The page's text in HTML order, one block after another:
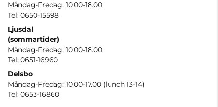
Måndag-Fredag: 10.00-18.00
Tel: 0650-15598
Ljusdal
(sommartider)
Måndag-Fredag: 10.00-18.00
Tel: 0651-16960
Delsbo
Måndag-Fredag: 10.00-17.00 (lunch 13-14)
Tel: 0653-16860